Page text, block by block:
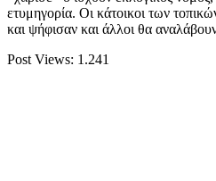
ετυμηγορία. Οι κάτοικοι των
και ψήφισαν και άλλοι θα
Post Views: 1.241